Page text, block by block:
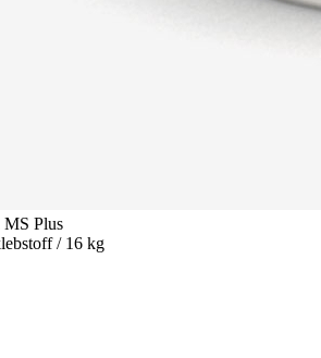
Plus
/ 16 kg